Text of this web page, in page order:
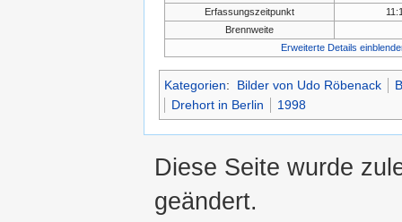
Erfassungszeitpunkt
Brennweite
Erweiterte Details
Kategorien: Bilder von Udo Röbenack
Drehort in Berlin
1998
Diese Seite wurde
geändert.